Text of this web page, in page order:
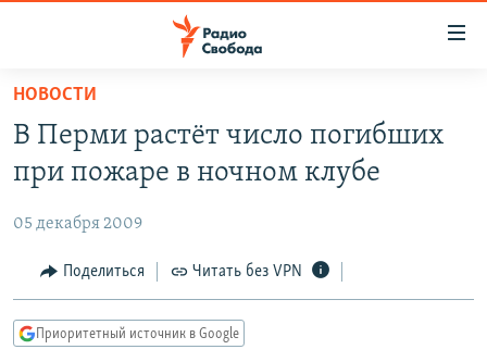
упрощенного
доступа
основному
Вернутся
главной
навигации
ПОДКАСТЫ
АВТОРСКИЕ ПРОЕКТЫ
ЦИТАТЫ СВОБОДЫ
МНЕНИЯ
IDEL.РЕАЛИИ
НОВОСТИ
В Перми растёт число погибших
при пожаре в ночном клубе
05 декабря 2009
Поделиться Читать без VPN
Приоритетный источник в Google